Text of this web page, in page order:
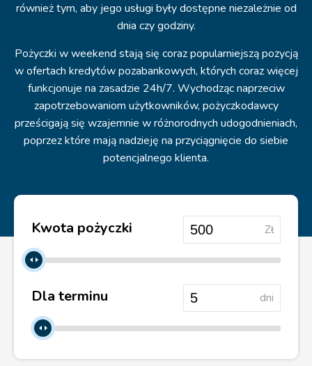
również tym, aby jego usługi były dostępne niezależnie od
dnia czy godziny.
Pożyczki w weekend stają się coraz popularniejszą pozycją
w ofertach kredytów pozabankowych, których coraz więcej
funkcjonuje na zasadzie 24h/7. Wychodząc naprzeciw
zapotrzebowaniom użytkowników, pożyczkodawcy
prześcigają się wzajemnie w różnorodnych udogodnieniach,
poprzez które mają nadzieję na przyciągnięcie do siebie
potencjalnego klienta.
Kwota pożyczki Zł
Dla terminu dni